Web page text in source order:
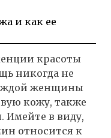
красоты
никогда не
женщины
кожу, также
Имейте в виду,
относится к